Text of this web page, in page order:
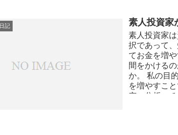
にぴったり
はぜひ見て
した。 開始
積立金額：
映） 景気状
傾向にあっ
記 素人投資家
素人投資家
択であって
てお金を増
間をかける
か。 私の目
を増やすこ
究・分析、
れる超絶す
必須でしょ